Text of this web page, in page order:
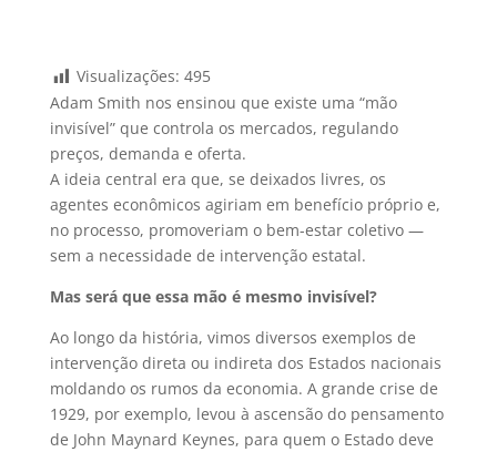
Visualizações: 495
Adam Smith nos ensinou que existe uma “mão
invisível” que controla os mercados, regulando
preços, demanda e oferta.
A ideia central era que, se deixados livres, os
agentes econômicos agiriam em benefício próprio e,
no processo, promoveriam o bem-estar coletivo —
sem a necessidade de intervenção estatal.
Mas será que essa mão é mesmo invisível?
Ao longo da história, vimos diversos exemplos de
intervenção direta ou indireta dos Estados nacionais
moldando os rumos da economia. A grande crise de
1929, por exemplo, levou à ascensão do pensamento
de John Maynard Keynes, para quem o Estado deve